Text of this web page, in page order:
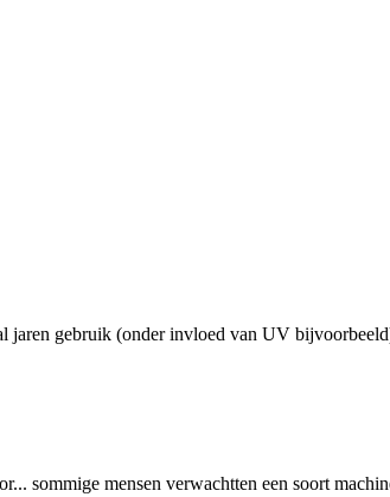
jaren gebruik (onder invloed van UV
sommige mensen verwachtten een soort